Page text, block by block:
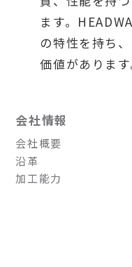
ます。
の特性を持ち
価値があります
会社情報
会社概要
沿革
加工能力